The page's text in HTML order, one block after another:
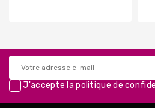
J'accepte lapolitique de